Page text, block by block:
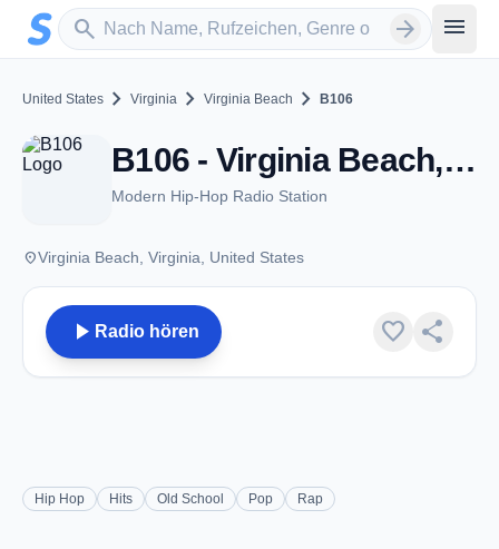
Zum Hauptinhalt springen
search
Sender suchen arrow_forward menu
United States chevron_right Virginia chevron_right Virginia Beach chevron_right B106
B106 - Virginia Beach, VA
Modern Hip-Hop Radio Station
placeVirginia Beach, Virginia, United States
play_arrow Radio hören favorite share
Hip Hop Hits Old School Pop Rap